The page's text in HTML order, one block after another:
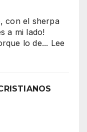
Entrada
Moros
la
con el sherpa
a mi lado!
lo de... Lee